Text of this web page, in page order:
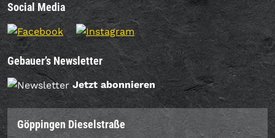
Social Media
Gebauer’s Newsletter
Jetzt abonnieren
Göppingen Dieselstraße